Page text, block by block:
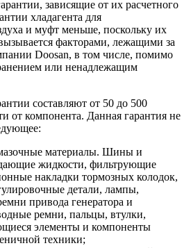
зависящие от их расчетного
хладагента для
и муфт меньше, поскольку их
факторами, лежащими за
Doosan, в том числе, помимо
или ненадлежащим
составляют от 50 до 500
от компонента. Данная гарантия не
материалы. Шины и
жидкости, фильтрующие
накладки тормозных колодок,
детали, лампы,
привода генератора и
ремни, пальцы, втулки,
элементы и компоненты
техники;